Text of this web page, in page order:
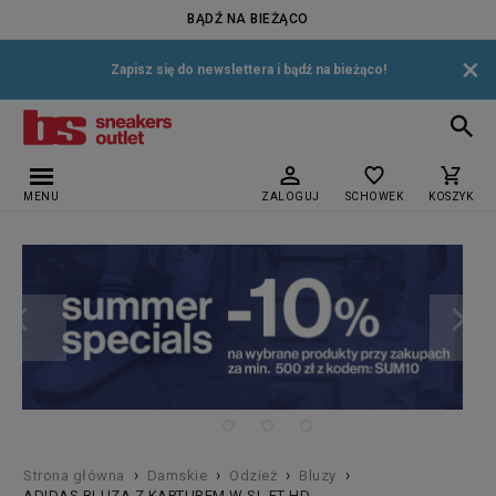
BĄDŹ NA BIEŻĄCO
Zapisz się do newslettera i bądź na bieżąco! ×
MENU ZALOGUJ SCHOWEK KOSZYK
Strona główna › Damskie › Odzież › Bluzy ›